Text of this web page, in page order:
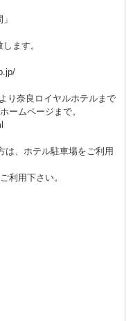
ます。
り奈良ロイヤルホテルまで
ームページまで。
、ホテル駐車場をご利用
利用下さい。